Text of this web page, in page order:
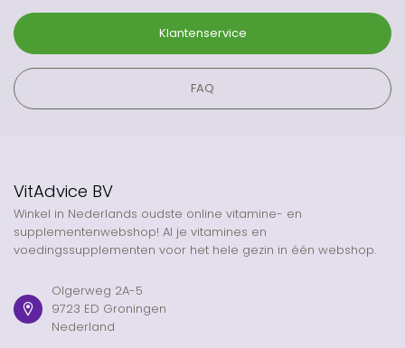
Klantenservice
FAQ
VitAdvice BV
Winkel in Nederlands oudste online vitamine- en
supplementenwebshop! Al je vitamines en
voedingssupplementen voor het hele gezin in één webshop.
Olgerweg 2A-5
9723 ED Groningen
Nederland